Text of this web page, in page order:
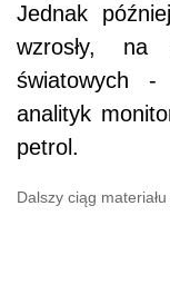
Jednak
wzrosły,
światowych -
analityk
petrol.
Dalszy ciąg